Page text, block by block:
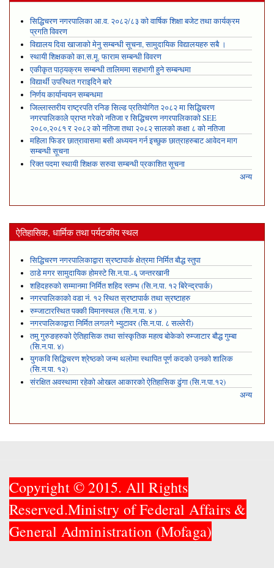
सिद्धिचरण नगरपालिका आ.व. २०८२/८३ को वार्षिक शिक्षा बजेट तथा कार्यक्रम
प्रगति विवरण
विद्यालय दिवा खाजाको मेनु सम्बन्धी सूचना, सामुदायिक विद्यालयहरु सबै ।
स्थायी शिक्षकको का.स.मू. फाराम सम्बन्धी विवरण
एकीकृत पाठ्यक्रम सम्बन्धी तालिममा सहभागी हुने सम्बन्धमा
विद्यार्थी उपस्थित गराइदिने बारे
निर्णय कार्यान्वयन सम्बन्धमा
जिल्लास्तरीय राष्ट्रपति रनिङ सिल्ड प्रतियोगित २०८२ मा सिद्धिचरण
नगरपालिकाले प्राप्त गरेकाे नतिजा र सिद्धिचरण नगरपालिकाको SEE
२०८०,२०८१ र २०८२ को नतिजा तथा २०८२ सालको कक्षा ८ को नतिजा
महिला फिडर छात्रावासमा बसी अध्ययन गर्न इच्छुक छात्राहरुबाट आवेदन माग
सम्बन्धी सूचना
रिक्त पदमा स्थायी शिक्षक सरुवा सम्बन्धी प्रकाशित सूचना
अन्य
ऐतिहासिक, धार्मिक तथा पर्यटकीय स्थल
सिद्धिचरण नगरपालिकाद्वारा स्रष्टापार्क क्षेत्रमा निर्मित बौद्ध स्तुपा
ठाडे मगर सामुदायिक होमस्टे सि.न.पा.-६ जन्तरखानी
शहिदहरुको सम्मानमा निर्मित शहिद स्तम्भ (सि.न.पा. १२ बिरेन्द्रपार्क)
नगरपालिकाको वडा नं. १२ स्थित स्रष्टापार्क तथा स्रष्टाहरु
रुम्जाटारस्थित पक्की विमानस्थल (सि.न.पा. ४ )
नगरपालिकाद्वारा निर्मित लगलगे भ्युटावर (सि.न.पा. ८ सल्लेरी)
तमु गुरुङहरुको ऐतिहासिक तथा सांस्कृतिक महत्व बोकेको रुम्जाटार बौद्ध गुम्बा
(सि.न.पा. ४)
युगकवि सिद्धिचरण श्रेष्ठको जन्म थलोमा स्थापित पूर्ण कदको उनको शालिक
(सि.न.पा. १२)
संरक्षित अवस्थामा रहेको ओखल आकारको ऐतिहासिक ढुंगा (सि.न.पा.१२)
अन्य
Copyright © 2015. All Rights
Reserved.Ministry of Federal Affairs &
General Administration (Mofaga)